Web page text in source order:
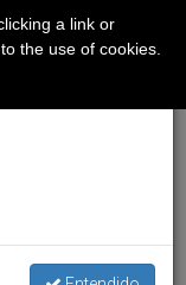
a link or
the use of cookies.